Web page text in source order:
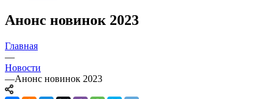
Анонс новинок 2023
Главная
—
Новости
—Анонс новинок 2023